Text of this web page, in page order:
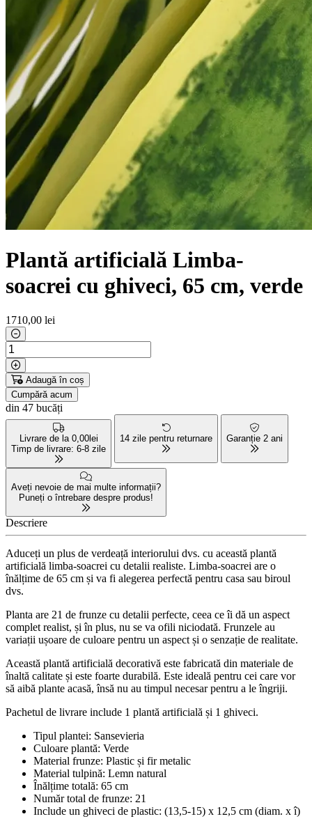
Plantă artificială Limba-
soacrei cu ghiveci, 65 cm, verde
1710,00 lei
Adaugă în coș
Cumpără acum
din 47 bucăți
Livrare de la 0,00lei
Timp de livrare: 6-8 zile
14 zile pentru returnare Garanție 2 ani
Aveți nevoie de mai multe informații?
Puneți o întrebare despre produs!
Descriere
Aduceți un plus de verdeață interiorului dvs. cu această plantă
artificială limba-soacrei cu detalii realiste. Limba-soacrei are o
înălțime de 65 cm și va fi alegerea perfectă pentru casa sau biroul
dvs.
Planta are 21 de frunze cu detalii perfecte, ceea ce îi dă un aspect
complet realist, și în plus, nu se va ofili niciodată. Frunzele au
variații ușoare de culoare pentru un aspect și o senzație de realitate.
Această plantă artificială decorativă este fabricată din materiale de
înaltă calitate și este foarte durabilă. Este ideală pentru cei care vor
să aibă plante acasă, însă nu au timpul necesar pentru a le îngriji.
Pachetul de livrare include 1 plantă artificială și 1 ghiveci.
Tipul plantei: Sansevieria
Culoare plantă: Verde
Material frunze: Plastic și fir metalic
Material tulpină: Lemn natural
Înălțime totală: 65 cm
Număr total de frunze: 21
Include un ghiveci de plastic: (13,5-15) x 12,5 cm (diam. x î)